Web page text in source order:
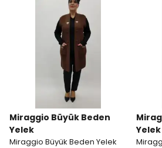
Miraggio Büyük Beden
Yelek
Miraggio Büyük Beden Yelek
Yelek